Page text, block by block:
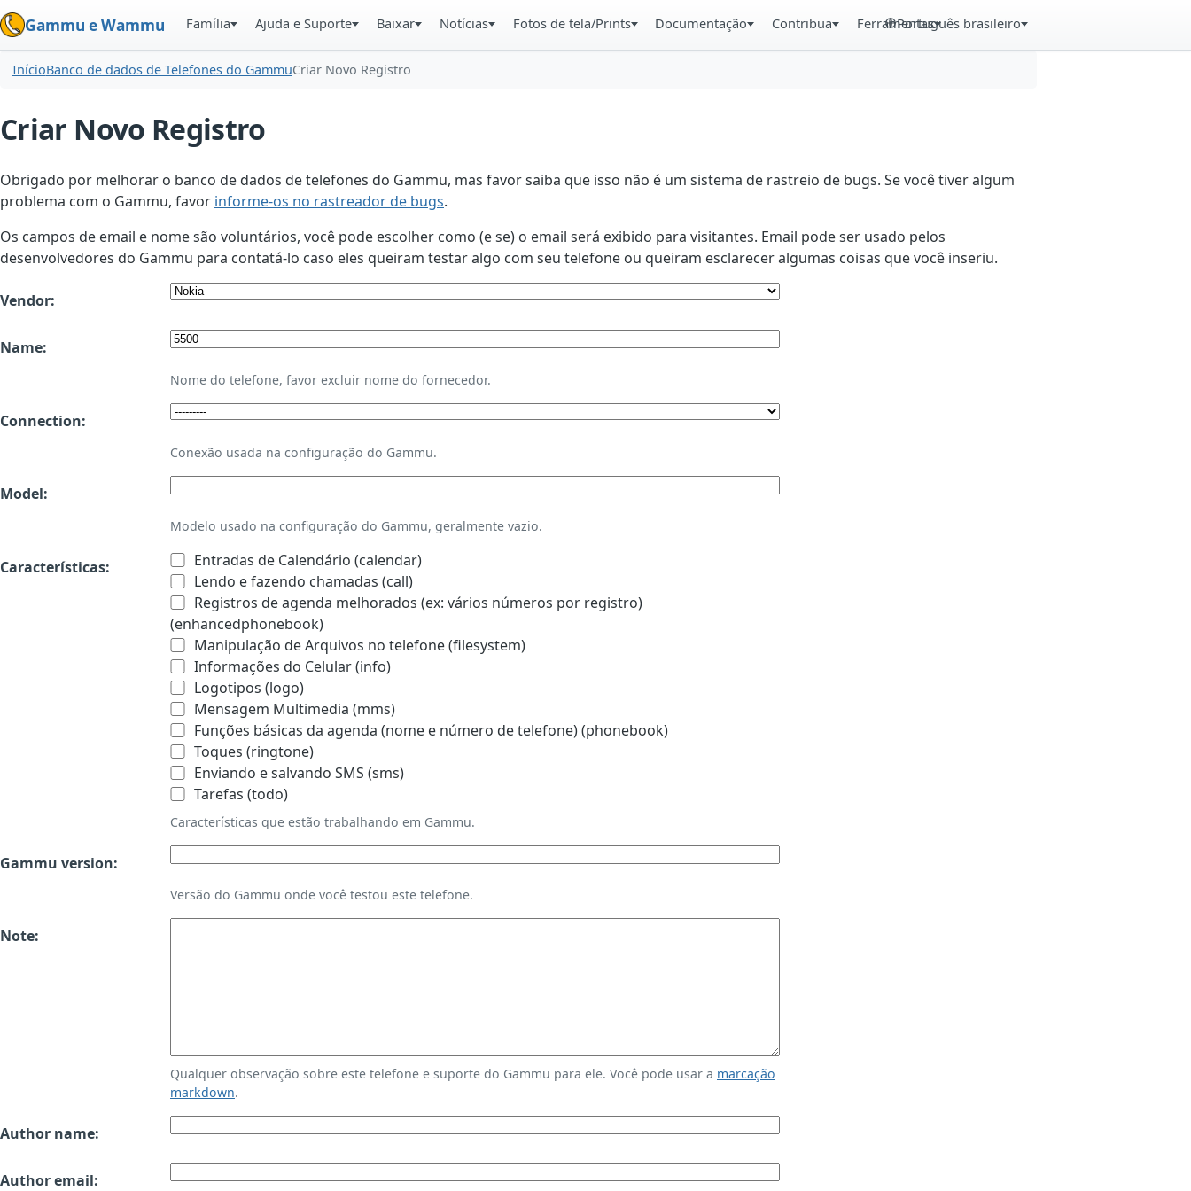
Gammu e Wammu Família Ajuda e Suporte Baixar Notícias Fotos de tela/Prints Documentação Contribua FerramentasPortuguês brasileiro
InícioBanco de dados de Telefones do GammuCriar Novo Registro
Criar Novo Registro
Obrigado por melhorar o banco de dados de telefones do Gammu, mas favor saiba que isso não é um sistema de rastreio de bugs. Se você tiver algum
problema com o Gammu, favor informe-os no rastreador de bugs.
Os campos de email e nome são voluntários, você pode escolher como (e se) o email será exibido para visitantes. Email pode ser usado pelos
desenvolvedores do Gammu para contatá-lo caso eles queiram testar algo com seu telefone ou queiram esclarecer algumas coisas que você inseriu.
Vendor:
Name:
Nome do telefone, favor excluir nome do fornecedor.
Connection:
Conexão usada na configuração do Gammu.
Model:
Modelo usado na configuração do Gammu, geralmente vazio.
Características:
Entradas de Calendário (calendar)
Lendo e fazendo chamadas (call)
Registros de agenda melhorados (ex: vários números por registro)
(enhancedphonebook)
Manipulação de Arquivos no telefone (filesystem)
Informações do Celular (info)
Logotipos (logo)
Mensagem Multimedia (mms)
Funções básicas da agenda (nome e número de telefone) (phonebook)
Toques (ringtone)
Enviando e salvando SMS (sms)
Tarefas (todo)
Características que estão trabalhando em Gammu.
Gammu version:
Versão do Gammu onde você testou este telefone.
Note:
Qualquer observação sobre este telefone e suporte do Gammu para ele. Você pode usar a marcação
markdown.
Author name:
Author email: